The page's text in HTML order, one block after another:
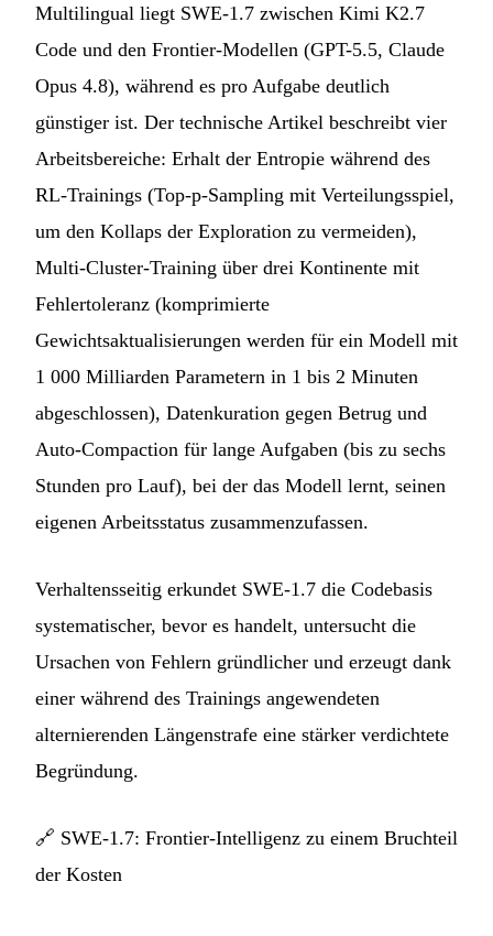
Multilingual liegt SWE-1.7 zwischen Kimi K2.7
Code und den Frontier-Modellen (GPT-5.5, Claude
Opus 4.8), während es pro Aufgabe deutlich
günstiger ist. Der technische Artikel beschreibt vier
Arbeitsbereiche: Erhalt der Entropie während des
RL-Trainings (Top-p-Sampling mit Verteilungsspiel,
um den Kollaps der Exploration zu vermeiden),
Multi-Cluster-Training über drei Kontinente mit
Fehlertoleranz (komprimierte
Gewichtsaktualisierungen werden für ein Modell mit
1 000 Milliarden Parametern in 1 bis 2 Minuten
abgeschlossen), Datenkuration gegen Betrug und
Auto-Compaction für lange Aufgaben (bis zu sechs
Stunden pro Lauf), bei der das Modell lernt, seinen
eigenen Arbeitsstatus zusammenzufassen.
Verhaltensseitig erkundet SWE-1.7 die Codebasis
systematischer, bevor es handelt, untersucht die
Ursachen von Fehlern gründlicher und erzeugt dank
einer während des Trainings angewendeten
alternierenden Längenstrafe eine stärker verdichtete
Begründung.
🔗 SWE-1.7: Frontier-Intelligenz zu einem Bruchteil
der Kosten